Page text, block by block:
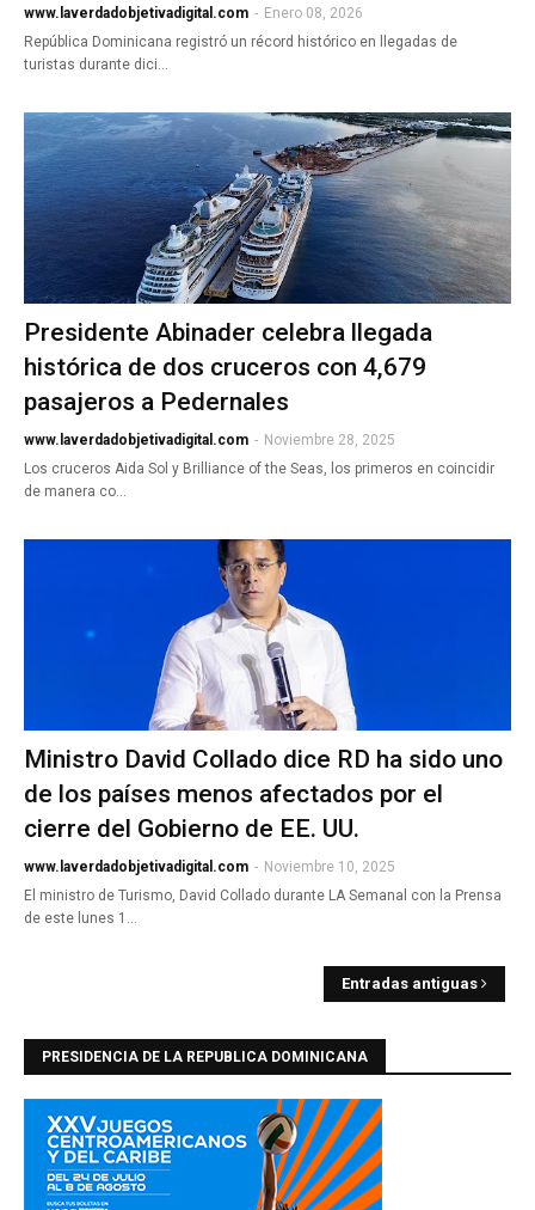
www.laverdadobjetivadigital.com - Enero 08, 2026
República Dominicana registró un récord histórico en llegadas de
turistas durante dici…
Presidente Abinader celebra llegada
histórica de dos cruceros con 4,679
pasajeros a Pedernales
www.laverdadobjetivadigital.com - Noviembre 28, 2025
Los cruceros Aida Sol y Brilliance of the Seas, los primeros en coincidir
de manera co…
Ministro David Collado dice RD ha sido uno
de los países menos afectados por el
cierre del Gobierno de EE. UU.
www.laverdadobjetivadigital.com - Noviembre 10, 2025
El ministro de Turismo, David Collado durante LA Semanal con la Prensa
de este lunes 1…
Entradas antiguas
PRESIDENCIA DE LA REPUBLICA DOMINICANA